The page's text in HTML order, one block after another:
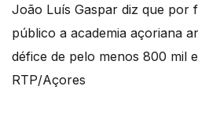
João Luís Gaspar diz que por
público a academia açoriana
défice de pelo menos 800 mil
RTP/Açores